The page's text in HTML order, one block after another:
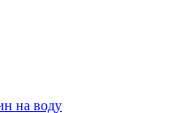
на воду